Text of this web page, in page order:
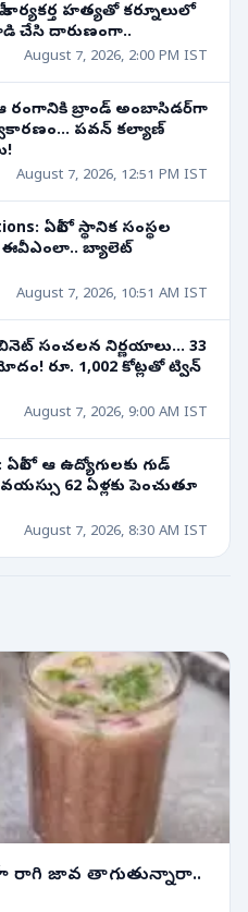
కార్యకర్త హత్యతో కర్నూలులో
చేసి దారుణంగా..
August 7, 2026, 2:00 PM IST
ఆ రంగానికి బ్రాండ్ అంబాసిడర్‌గా
August 7, 2026, 12:51 PM IST
ఏపీలో స్థానిక సంస్థల
ఈవీఎంలా.. బ్యాలెట్
August 7, 2026, 10:51 AM IST
సంచలన నిర్ణయాలు... 33
రూ. 1,002 కోట్లతో ట్విన్
August 7, 2026, 9:00 AM IST
ఏపీలో ఆ ఉద్యోగులకు గుడ్
62 ఏళ్లకు పెంచుతూ
August 7, 2026, 8:30 AM IST